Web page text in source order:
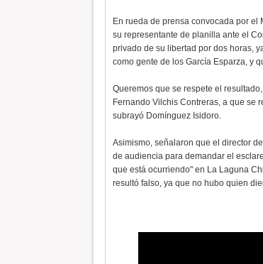
En rueda de prensa convocada por el
su representante de planilla ante el
privado de su libertad por dos horas,
como gente de los García Esparza, y
Queremos que se respete el
Fernando Vilchis Contreras, a que se
subrayó Domínguez Isidoro.
Asimismo, señalaron que el director
de audiencia para demandar el
que está ocurriendo" en La Laguna
resultó falso, ya que no hubo quien